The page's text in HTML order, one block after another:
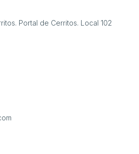
Portal de Cerritos. Local 102